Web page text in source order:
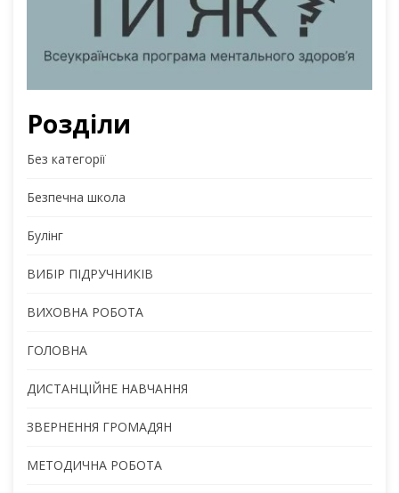
Розділи
Без категорії
Безпечна школа
Булінг
ВИБІР ПІДРУЧНИКІВ
ВИХОВНА РОБОТА
ГОЛОВНА
ДИСТАНЦІЙНЕ НАВЧАННЯ
ЗВЕРНЕННЯ ГРОМАДЯН
МЕТОДИЧНА РОБОТА